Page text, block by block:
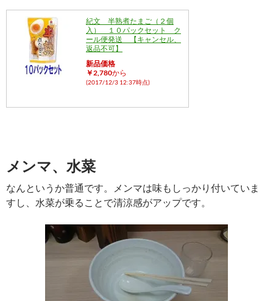
紀文 半熟煮たまご（２個
入） １０パックセット ク
ール便発送 【キャンセル、
返品不可】
新品価格
￥2,780から
(2017/12/3 12:37時点)
メンマ、水菜
なんというか普通です。メンマは味もしっかり付いていま
すし、水菜が乗ることで清涼感がアップです。